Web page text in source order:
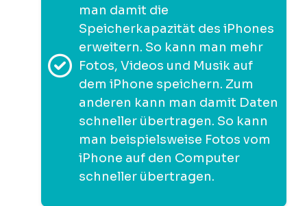
man damit die
Speicherkapazität des iPhones
erweitern. So kann man mehr
Fotos, Videos und Musik auf
dem iPhone speichern. Zum
anderen kann man damit Daten
schneller übertragen. So kann
man beispielsweise Fotos vom
iPhone auf den Computer
schneller übertragen.